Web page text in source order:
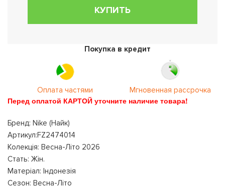
КУПИТЬ
Покупка в кредит
Оплата частями Мгновенная рассрочка
Перед оплатой КАРТОЙ уточните наличие товара!
Бренд: Nike (Найк)
Артикул:FZ2474014
Колекція: Весна-Літо 2026
Стать: Жін.
Матеріал: Індонезія
Сезон: Весна-Літо